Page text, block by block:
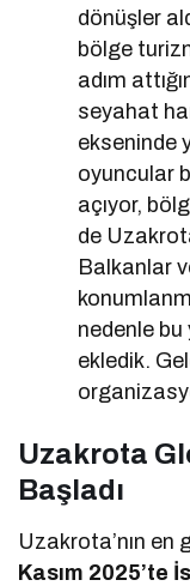
dönüşler
bölge
adım
seyahat
ekseninde
oyuncular
açıyor,
de
Balkanlar
nedenle bu
ekledik.
Uzakrota
Başladı
Uzakrota’nın en
Kasım 2025’te